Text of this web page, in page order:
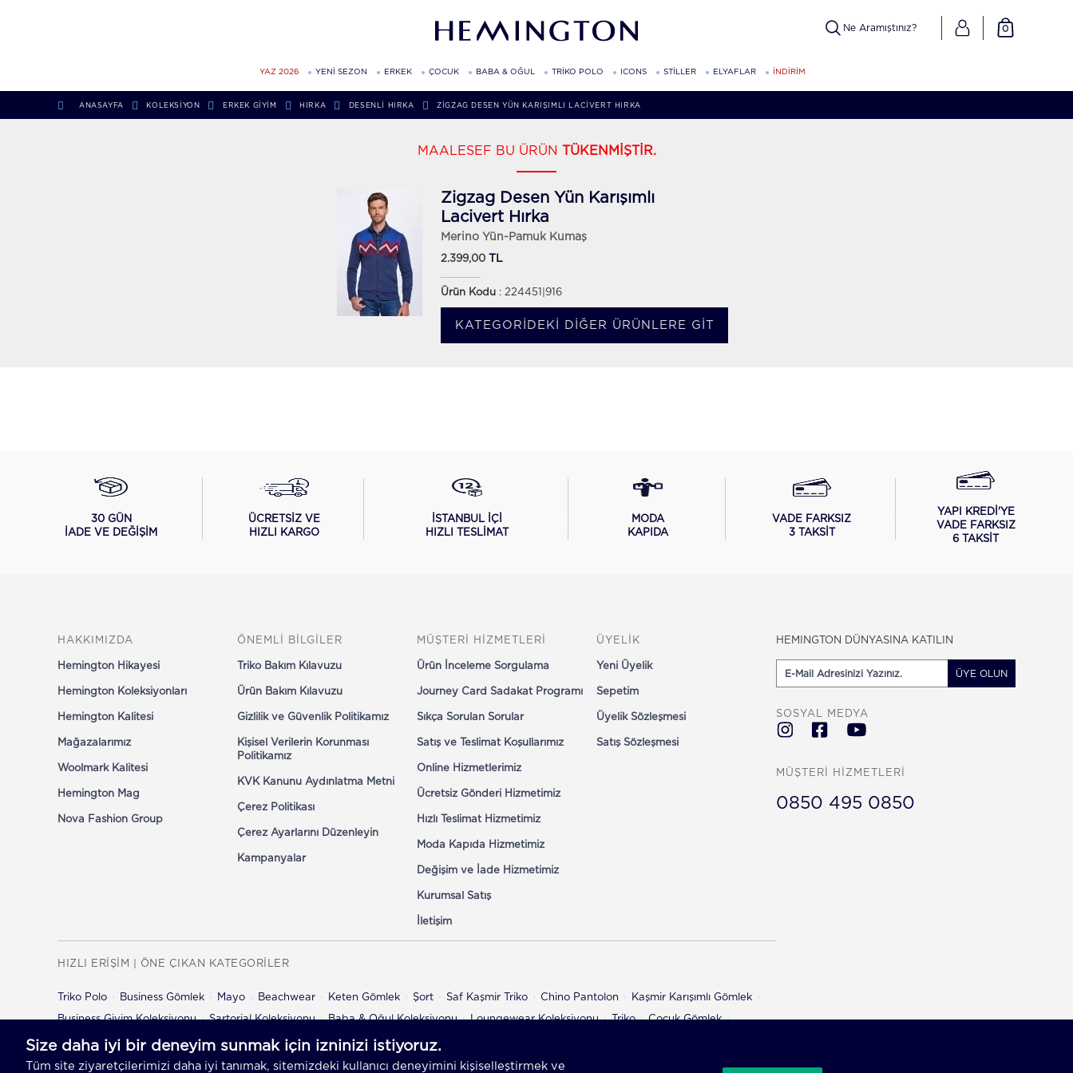
0
YAZ 2026 YENİ SEZON ERKEK ÇOCUK BABA & OĞUL TRİKO POLO ICONS STİLLER ELYAFLAR İNDİRİM
ANASAYFA KOLEKSIYON ERKEK GIYIM HIRKA DESENLI HIRKA ZIGZAG DESEN YÜN KARIŞIMLI LACIVERT HIRKA
MAALESEF BU ÜRÜN TÜKENMİŞTİR.
Zigzag Desen Yün Karışımlı
Lacivert Hırka
Merino Yün-Pamuk Kumaş
2.399,00 TL
Ürün Kodu : 224451|916
KATEGORIDEKI DIĞER ÜRÜNLERE GIT
30 GÜN
İADE VE DEĞİŞİM
ÜCRETSİZ VE
HIZLI KARGO
İSTANBUL İÇİ
HIZLI TESLİMAT
MODA
KAPIDA
VADE FARKSIZ
3 TAKSİT
YAPI KREDİ'YE
VADE FARKSIZ
6 TAKSİT
HAKKIMIZDA
Hemington Hikayesi
Hemington Koleksiyonları
Hemington Kalitesi
Mağazalarımız
Woolmark Kalitesi
Hemington Mag
Nova Fashion Group
ÖNEMLİ BİLGİLER
Triko Bakım Kılavuzu
Ürün Bakım Kılavuzu
Gizlilik ve Güvenlik Politikamız
Kişisel Verilerin Korunması
Politikamız
KVK Kanunu Aydınlatma Metni
Çerez Politikası
Çerez Ayarlarını Düzenleyin
Kampanyalar
MÜŞTERİ HİZMETLERİ
Ürün İnceleme Sorgulama
Journey Card Sadakat Programı
Sıkça Sorulan Sorular
Satış ve Teslimat Koşullarımız
Online Hizmetlerimiz
Ücretsiz Gönderi Hizmetimiz
Hızlı Teslimat Hizmetimiz
Moda Kapıda Hizmetimiz
Değişim ve İade Hizmetimiz
Kurumsal Satış
İletişim
ÜYELİK
Yeni Üyelik
Sepetim
Üyelik Sözleşmesi
Satış Sözleşmesi
HIZLI ERİŞİM | ÖNE ÇIKAN KATEGORİLER
Triko Polo Business Gömlek Mayo Beachwear Keten Gömlek Şort Saf Kaşmir Triko Chino Pantolon Kaşmir Karışımlı Gömlek
Business Giyim Koleksiyonu Sartorial Koleksiyonu Baba & Oğul Koleksiyonu Loungewear Koleksiyonu Triko Çocuk Gömlek
Çocuk Şort Çocuk Pantolon
HEMINGTON DÜNYASINA KATILIN
ÜYE OLUN
SOSYAL MEDYA
MÜŞTERİ HİZMETLERİ
0850 495 0850